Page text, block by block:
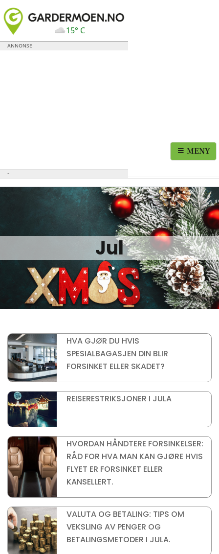
15° C
MENY
Jul
HVA GJØR DU HVIS
SPESIALBAGASJEN DIN BLIR
FORSINKET ELLER SKADET?
REISERESTRIKSJONER I JULA
HVORDAN HÅNDTERE FORSINKELSER:
RÅD FOR HVA MAN KAN GJØRE HVIS
FLYET ER FORSINKET ELLER
KANSELLERT.
VALUTA OG BETALING: TIPS OM
VEKSLING AV PENGER OG
BETALINGSMETODER I JULA.